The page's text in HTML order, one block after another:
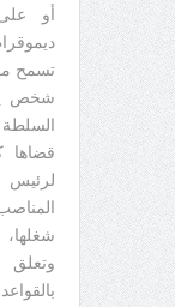
أو
تسمح
شخص
قضاها
لرئيس
وتعلق